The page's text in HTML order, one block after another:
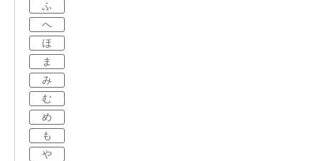
ふ
へ
ほ
ま
み
む
め
も
や